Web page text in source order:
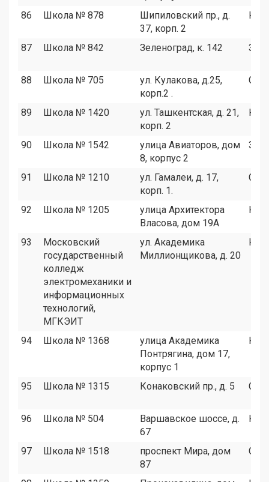
86
Школа № 878
Шипиловский пр., д.
37, корп. 2
87 Школа № 842 Зеленоград, к. 142
88 Школа № 705
ул. Кулакова, д.25,
корп.2 .
89 Школа № 1420
ул. Ташкентская, д. 21,
корп. 2
90 Школа № 1542
улица Авиаторов, дом
8, корпус 2
ЗАО
91 Школа № 1210
ул. Гамалеи, д. 17,
корп. 1.
92 Школа № 1205
улица Архитектора
Власова, дом 19А
93
Московский
государственный
колледж
электромеханики и
информационных
технологий,
МГКЭИТ
ул. Академика
Миллионщикова, д. 20
94 Школа № 1368
улица Академика
Понтрягина, дом 17,
корпус 1
95 Школа № 1315 Конаковский пр., д. 5 САО
96 Школа № 504
Варшавское шоссе, д.
67
97 Школа № 1518
проспект Мира, дом
87